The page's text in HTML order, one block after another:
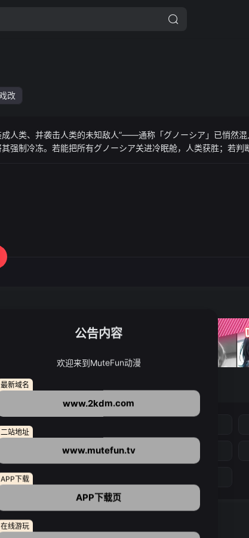
改
人类、并袭击人类的未知敌人”——通称「グノーシア」已悄然
强制冷冻。若能把所有グノーシア关进冷眠舱，人类获胜；若判
藏着怎样的秘密？当面具剥落，船员们的真实面目又将浮现
第03集
第12集
第19集
公告内容
欢迎来到MuteFun动漫
最新域名
www.2kdm.com
二站地址
www.mutefun.tv
APP下载
APP下载页
在线游玩